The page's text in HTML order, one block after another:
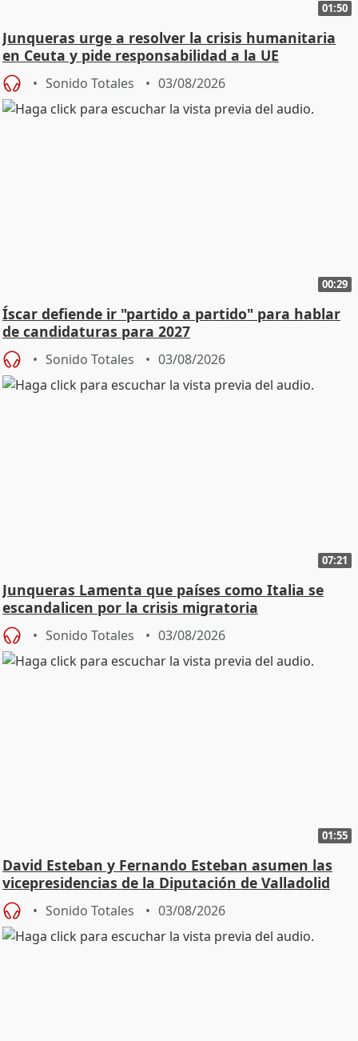
01:50
Junqueras urge a resolver la crisis humanitaria
en Ceuta y pide responsabilidad a la UE
Sonido Totales 03/08/2026
00:29
Íscar defiende ir "partido a partido" para hablar
de candidaturas para 2027
Sonido Totales 03/08/2026
07:21
Junqueras Lamenta que países como Italia se
escandalicen por la crisis migratoria
Sonido Totales 03/08/2026
01:55
David Esteban y Fernando Esteban asumen las
vicepresidencias de la Diputación de Valladolid
Sonido Totales 03/08/2026